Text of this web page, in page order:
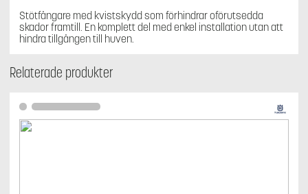
Stötfångare med kvistskydd som förhindrar oförutsedda
skador framtill. En komplett del med enkel installation utan att
hindra tillgången till huven.
Relaterade produkter